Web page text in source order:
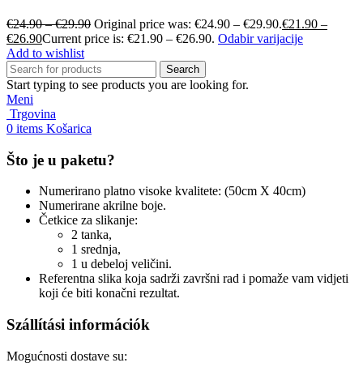
€24.90–€29.90 Original price was: €24.90 – €29.90.€21.90 –
€26.90Current price is: €21.90 – €26.90. Odabir varijacije
Add to wishlist
Search
Start typing to see products you are looking for.
Meni
Trgovina
0 items Košarica
Što je u paketu?
Numerirano platno visoke kvalitete: (50cm X 40cm)
Numerirane akrilne boje.
Četkice za slikanje:
2 tanka,
1 srednja,
1 u debeloj veličini.
Referentna slika koja sadrži završni rad i pomaže vam vidjeti
koji će biti konačni rezultat.
Szállítási információk
Mogućnosti dostave su: